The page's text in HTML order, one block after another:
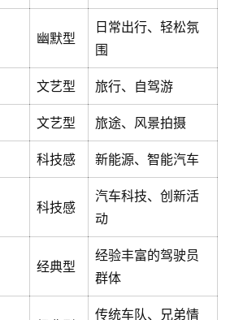
幽默型
日常出行、轻松氛
围
文艺型 旅行、自驾游
文艺型 旅途、风景拍摄
科技感 新能源、智能汽车
科技感
汽车科技、创新活
动
经典型
经验丰富的驾驶员
群体
传统车队、兄弟情